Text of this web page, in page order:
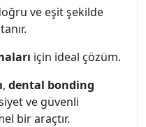
ve eşit şekilde
için ideal çözüm.
, dental bonding
ve güvenli
bir araçtır.